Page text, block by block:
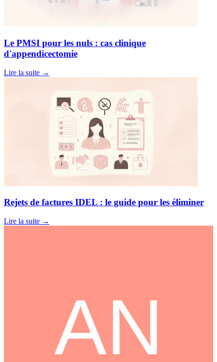
Le PMSI pour les nuls : cas clinique
d'appendicectomie
Lire la suite →
Rejets de factures IDEL : le guide pour les éliminer
Lire la suite →
AN